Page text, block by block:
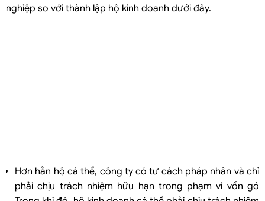
nghiệp so với thành lập hộ kinh doanh dưới đây.
Hơn hẳn hộ cá thể, công ty có tư cách pháp nhân và chỉ
phải chịu trách nhiệm hữu hạn trong phạm vi vốn gó